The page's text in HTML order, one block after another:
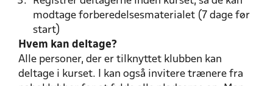
modtage forberedelsesmaterialet (7 dage før
start)
Hvem kan deltage?
Alle personer, der er tilknyttet klubben kan
deltage i kurset. I kan også invitere trænere fra